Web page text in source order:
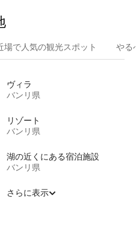
場で人気の観光スポット やる
ヴィラ
バンリ県
リゾート
バンリ県
湖の近くにある宿泊施設
バンリ県
さらに表示